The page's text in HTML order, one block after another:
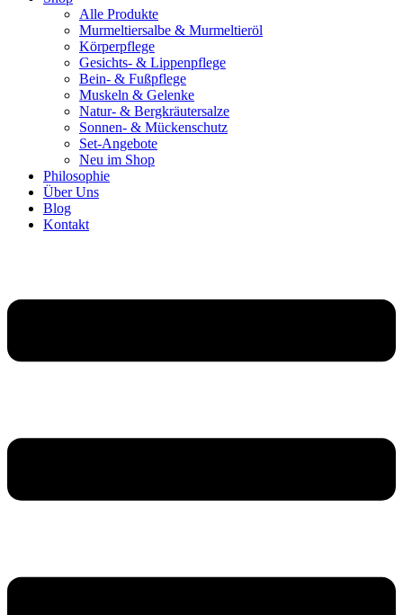
Alle Produkte
Murmeltiersalbe & Murmeltieröl
Körperpflege
Gesichts- & Lippenpflege
Bein- & Fußpflege
Muskeln & Gelenke
Natur- & Bergkräutersalze
Sonnen- & Mückenschutz
Set-Angebote
Neu im Shop
Philosophie
Über Uns
Blog
Kontakt